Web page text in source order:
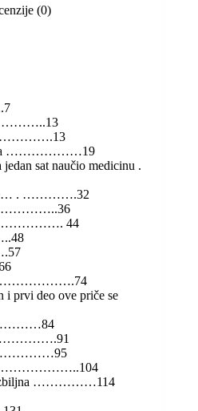
(0)
…………….13
………………19
sat naučio medicinu .
. ………….32
……………..36
44
………………….74
i prvi deo ove priče se
. …………….91
…………………..104
ozbiljna ……………114